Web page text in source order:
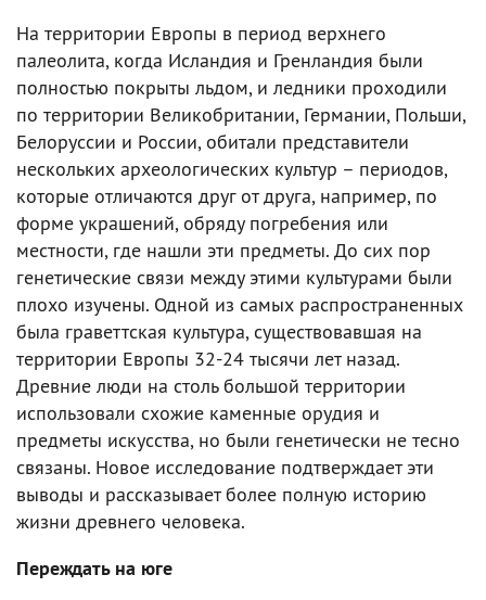
На территории Европы в период верхнего
палеолита, когда Исландия и Гренландия были
полностью покрыты льдом, и ледники проходили
по территории Великобритании, Германии, Польши,
Белоруссии и России, обитали представители
нескольких археологических культур – периодов,
которые отличаются друг от друга, например, по
форме украшений, обряду погребения или
местности, где нашли эти предметы. До сих пор
генетические связи между этими культурами были
плохо изучены. Одной из самых распространенных
была граветтская культура, существовавшая на
территории Европы 32-24 тысячи лет назад.
Древние люди на столь большой территории
использовали схожие каменные орудия и
предметы искусства, но были генетически не тесно
связаны. Новое исследование подтверждает эти
выводы и рассказывает более полную историю
жизни древнего человека.
Переждать на юге